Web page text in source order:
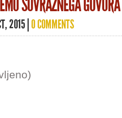
SOVRAŽNEGA GOVORA
2015 |0 COMMENTS